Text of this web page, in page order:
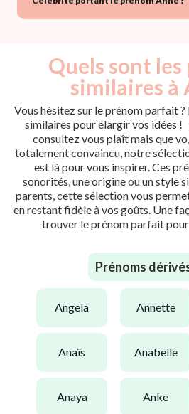
Quels sont les
similaires à
Vous hésitez sur le prénom parfait
similaires pour élargir vos idées !
consultez vous plaît mais que vo,
totalement convaincu, notre
est là pour vous inspirer. Ces
sonorités, une origine ou un style
parents, cette sélection vous
en restant fidèle à vos goûts. Une
trouver le prénom parfait
Prénoms
angela annette
anaïs anabelle
anaya anke